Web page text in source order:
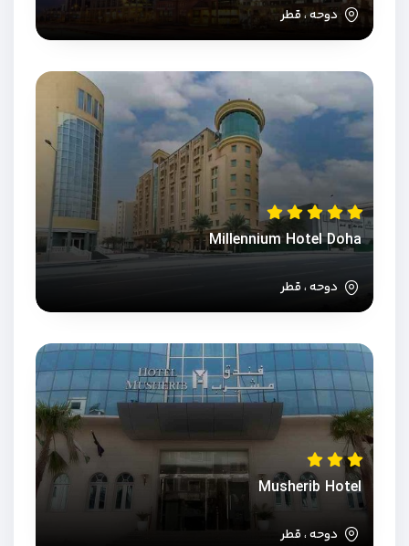
دوحه ، قطر
Millennium Hotel Doha
دوحه ، قطر
Musherib Hotel
دوحه ، قطر